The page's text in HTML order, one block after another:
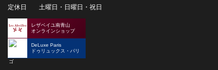
定休日
土曜日・日曜日・祝日
レザベイユ南青山
オンラインショップ
DeLuxe Paris
ドゥリュックス・パリ